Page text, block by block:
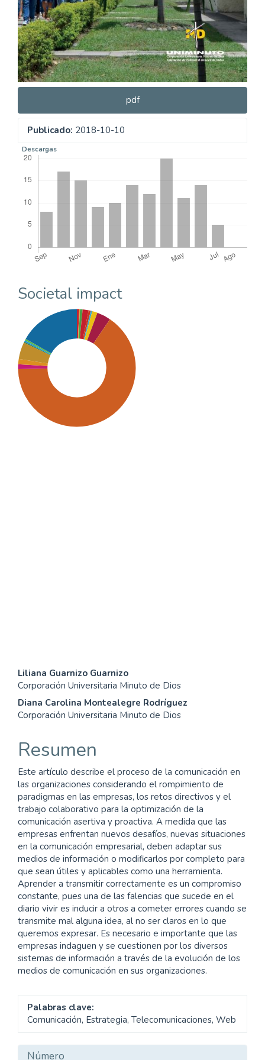
pdf
Publicado: 2018-10-10
Descargas
Societal impact
Contenido
principal
del
artículo
Liliana Guarnizo Guarnizo
Corporación Universitaria Minuto de Dios
Diana Carolina Montealegre Rodríguez
Corporación Universitaria Minuto de Dios
Resumen
Este artículo describe el proceso de la comunicación en
las organizaciones considerando el rompimiento de
paradigmas en las empresas, los retos directivos y el
trabajo colaborativo para la optimización de la
comunicación asertiva y proactiva. A medida que las
empresas enfrentan nuevos desafíos, nuevas situaciones
en la comunicación empresarial, deben adaptar sus
medios de información o modificarlos por completo para
que sean útiles y aplicables como una herramienta.
Aprender a transmitir correctamente es un compromiso
constante, pues una de las falencias que sucede en el
diario vivir es inducir a otros a cometer errores cuando se
transmite mal alguna idea, al no ser claros en lo que
queremos expresar. Es necesario e importante que las
empresas indaguen y se cuestionen por los diversos
sistemas de información a través de la evolución de los
medios de comunicación en sus organizaciones.
Palabras clave:
Comunicación, Estrategia, Telecomunicaciones, Web
Detalles
Número